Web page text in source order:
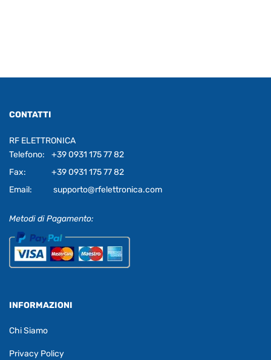
CONTATTI
RF ELETTRONICA
Telefono:
+39 0931 175 77 82
Fax:
+39 0931 175 77 82
Email:
supporto@rfelettronica.com
Metodi di Pagamento:
INFORMAZIONI
Chi Siamo
Privacy Policy